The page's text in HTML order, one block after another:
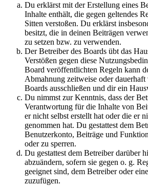
Du erklärst mit der Erstellung eines
Inhalte enthält, die gegen geltendes
Sitten verstoßen. Du erklärst
besitzt, die in deinen Beiträgen
zu setzen bzw. zu verwenden.
Der Betreiber des Boards übt das
Verstößen gegen diese
Board veröffentlichten Regeln kann
Abmahnung zeitweise oder
Boards ausschließen und dir ein
Du nimmst zur Kenntnis, dass der
Verantwortung für die Inhalte von
er nicht selbst erstellt hat oder die er
genommen hat. Du gestattest dem
Benutzerkonto, Beiträge und
oder zu sperren.
Du gestattest dem Betreiber darüber
abzuändern, sofern sie gegen o. g.
geeignet sind, dem Betreiber oder
zuzufügen.